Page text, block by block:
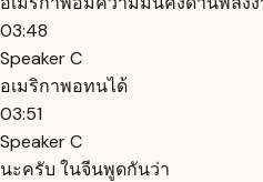
03:48
Speaker C
อเมริกาพอทนได้
03:51
Speaker C
นะครับ ในจีนพูดกันว่า